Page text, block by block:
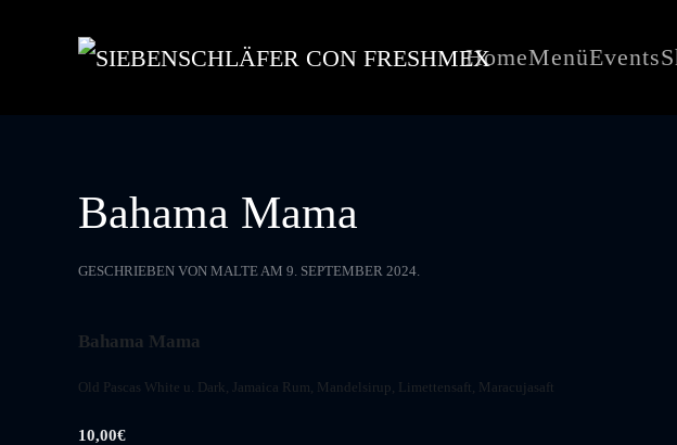
Skip to main content HomeMenüEvents
Bahama Mama
GESCHRIEBEN VON MALTEAM 9. SEPTEMBER 2024.
Bahama Mama
10,00€
Old Pascas White u. Dark, Jamaica Rum, Mandelsirup, Limettensaft, Maracujasaft